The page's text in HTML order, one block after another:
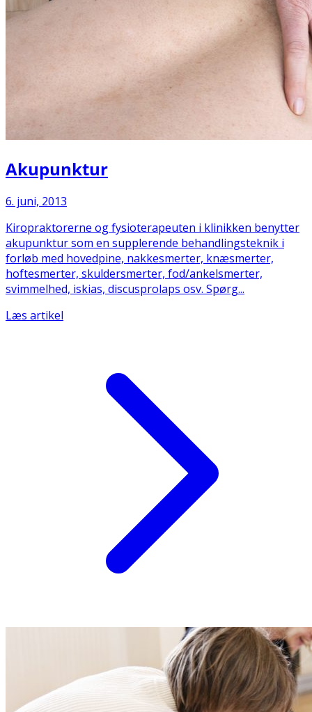
Akupunktur
6. juni, 2013
Kiropraktorerne og fysioterapeuten i klinikken benytter
akupunktur som en supplerende behandlingsteknik i
forløb med hovedpine, nakkesmerter, knæsmerter,
hoftesmerter, skuldersmerter, fod/ankelsmerter,
svimmelhed, iskias, discusprolaps osv. Spørg...
Læs artikel